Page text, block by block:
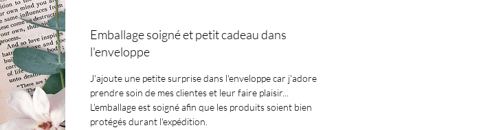
Emballage soigné et petit cadeau dans
l'enveloppe
J'ajoute une petite surprise dans l'enveloppe car j'adore
prendre soin de mes clientes et leur faire plaisir...
L'emballage est soigné afin que les produits soient bien
protégés durant l'expédition.